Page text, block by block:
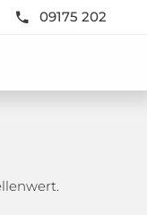
09175 202
Frische sind